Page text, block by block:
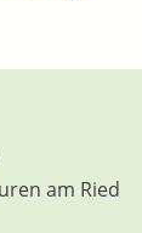
am Ried